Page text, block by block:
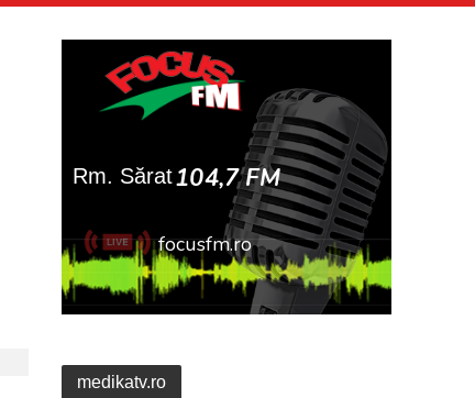
medikatv.ro